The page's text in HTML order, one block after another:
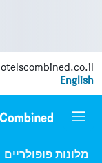
English
מלונות פופולריים